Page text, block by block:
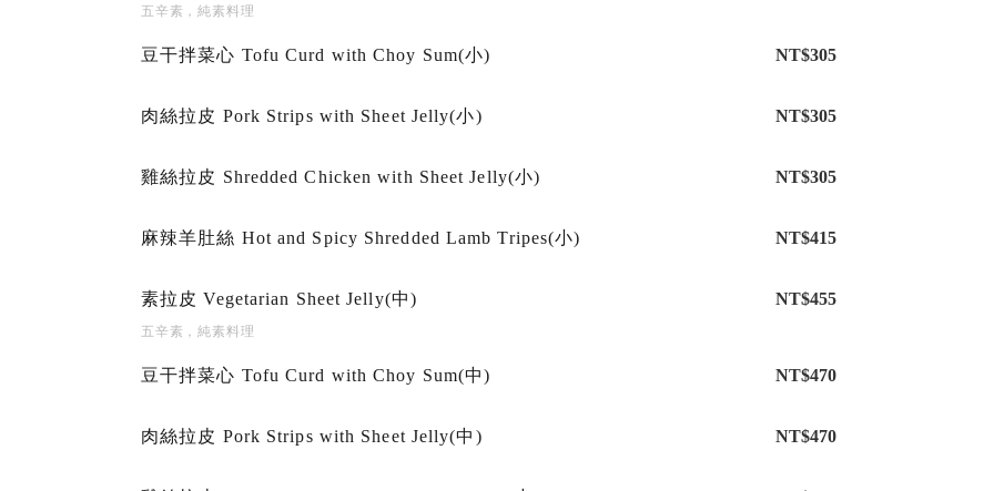
五辛素，純素料理
豆干拌菜心 Tofu Curd with Choy Sum(小) NT$305
肉絲拉皮 Pork Strips with Sheet Jelly(小) NT$305
雞絲拉皮 Shredded Chicken with Sheet Jelly(小) NT$305
麻辣羊肚絲 Hot and Spicy Shredded Lamb Tripes(小) NT$415
素拉皮 Vegetarian Sheet Jelly(中) NT$455
五辛素，純素料理
豆干拌菜心 Tofu Curd with Choy Sum(中) NT$470
肉絲拉皮 Pork Strips with Sheet Jelly(中) NT$470